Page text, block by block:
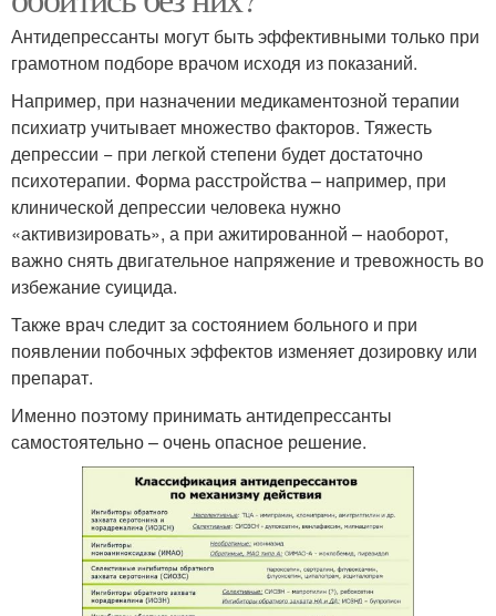
Антидепрессанты могут быть эффективными только при
грамотном подборе врачом исходя из показаний.
Например, при назначении медикаментозной терапии
психиатр учитывает множество факторов. Тяжесть
депрессии − при легкой степени будет достаточно
психотерапии. Форма расстройства – например, при
клинической депрессии человека нужно
«активизировать», а при ажитированной – наоборот,
важно снять двигательное напряжение и тревожность во
избежание суицида.
Также врач следит за состоянием больного и при
появлении побочных эффектов изменяет дозировку или
препарат.
Именно поэтому принимать антидепрессанты
самостоятельно – очень опасное решение.